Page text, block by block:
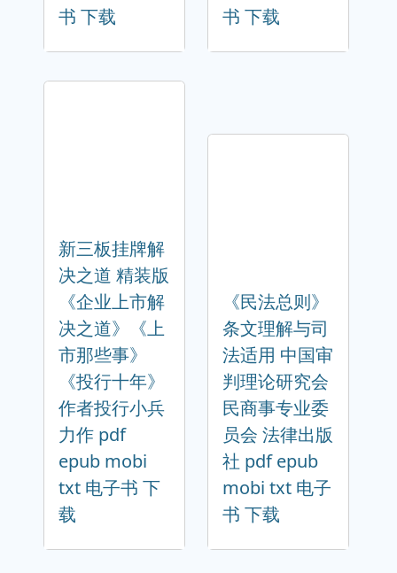
书 下载
书 下载
新三板挂牌解
决之道 精装版
《企业上市解
决之道》《上
市那些事》
《投行十年》
作者投行小兵
力作 pdf
epub mobi
txt 电子书 下
载
《民法总则》
条文理解与司
法适用 中国审
判理论研究会
民商事专业委
员会 法律出版
社 pdf epub
mobi txt 电子
书 下载